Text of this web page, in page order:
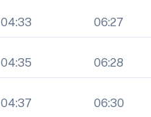
04:33 06:27
04:35 06:28
04:37 06:30